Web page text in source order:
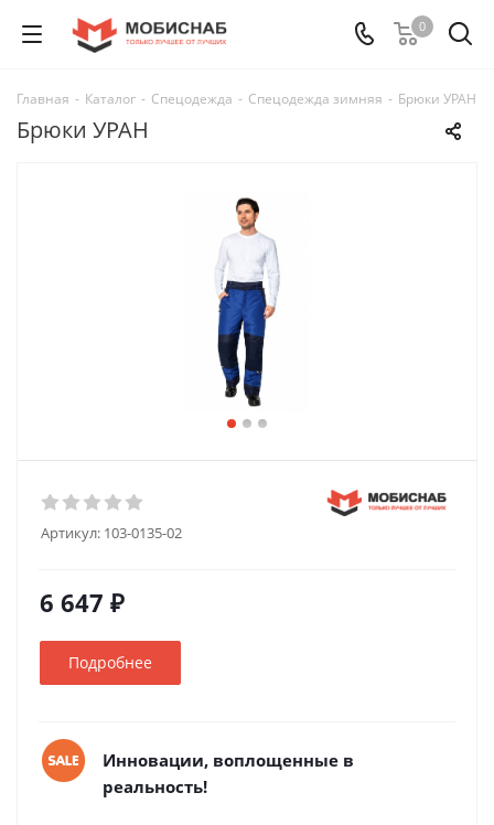
0
Главная - Каталог - Спецодежда - Спецодежда зимняя - Брюки УРАН
Брюки УРАН
Артикул: 103-0135-02
6 647 ₽
Подробнее
Инновации, воплощенные в
реальность!